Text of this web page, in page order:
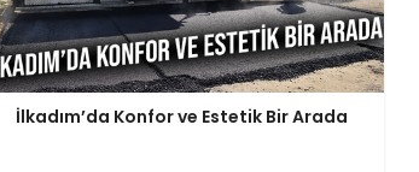
İlkadım’da Konfor ve Estetik Bir Arada